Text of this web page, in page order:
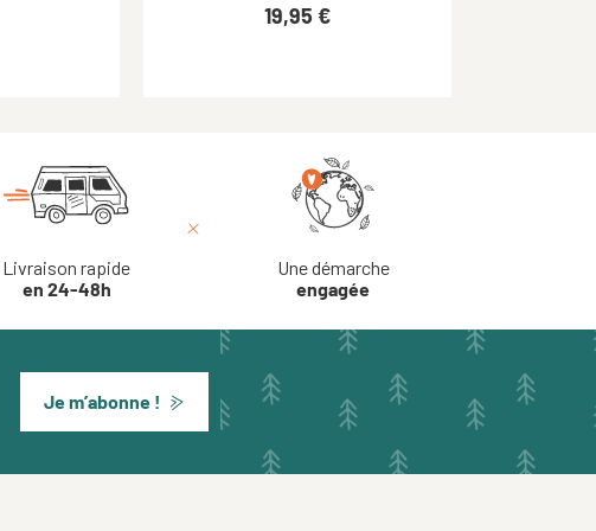
29,95 €
19,95 €
Livraison rapide
en 24-48h
Une démarche
engagée
Je m’abonne !